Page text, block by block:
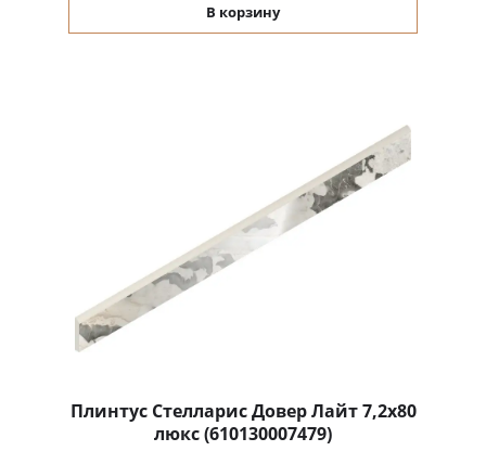
В корзину
Плинтус Стелларис Довер Лайт 7,2x80
люкс (610130007479)